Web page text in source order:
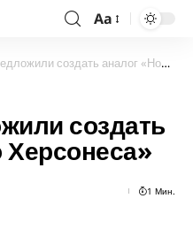
Aa
создать аналог «Нового Херсонеса»
создать
Херсонеса»
1 Мин.